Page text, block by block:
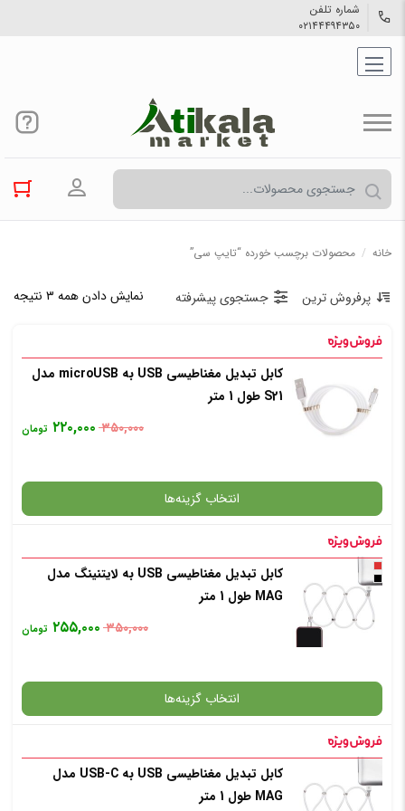
شماره تلفن
۰۲۱۴۴۴۹۴۳۵۰
ورود به
خانه / محصولات برچسب خورده “تایپ سی”
نمایش دادن همه ۳ نتیجه پرفروش ترین جستجوی پیشرفته
کابل تبدیل مغناطیسی USB به microUSB مدل
S21 طول 1 متر
۳۵۰,۰۰۰ ۲۲۰,۰۰۰ تومان
انتخاب گزینه‌ها
گارانتی
انتخاب رنگ: سفید
✧ چت با پشتیبان واتس آپ
کابل تبدیل مغناطیسی USB به لایتنینگ مدل
MAG طول 1 متر
۳۵۰,۰۰۰ ۲۵۵,۰۰۰ تومان
انتخاب گزینه‌ها
گارانتی
کابل تبدیل مغناطیسی USB به USB-C مدل
MAG طول 1 متر